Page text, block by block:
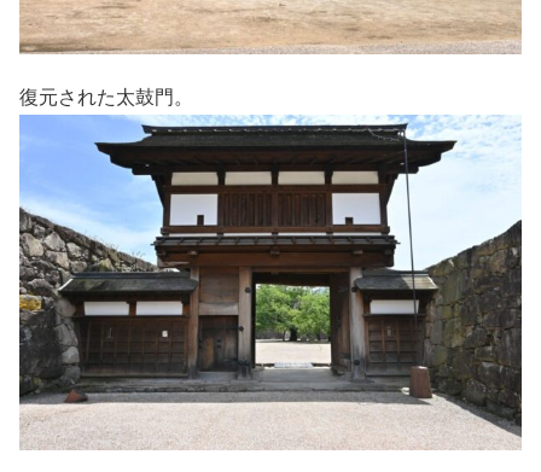
復元された太鼓門。